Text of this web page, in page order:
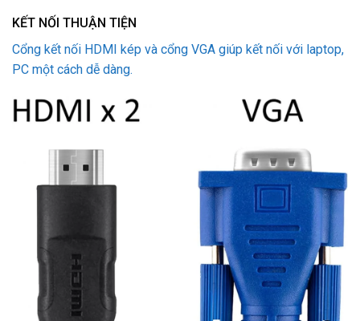
KẾT NỐI THUẬN TIỆN
Cổng kết nối HDMI kép và cổng VGA giúp kết nối với laptop,
PC một cách dễ dàng.